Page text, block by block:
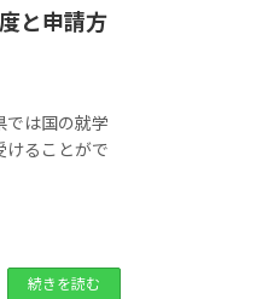
と申請方
では国の就学
けることがで
続きを読む